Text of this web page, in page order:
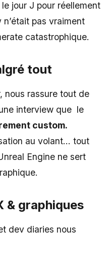
jour J pour réellement
pas vraiment
catastrophique.
tout
nous rassure tout de
interview que le
custom.
au volant… tout
Engine ne sert
& graphiques
dev diaries nous